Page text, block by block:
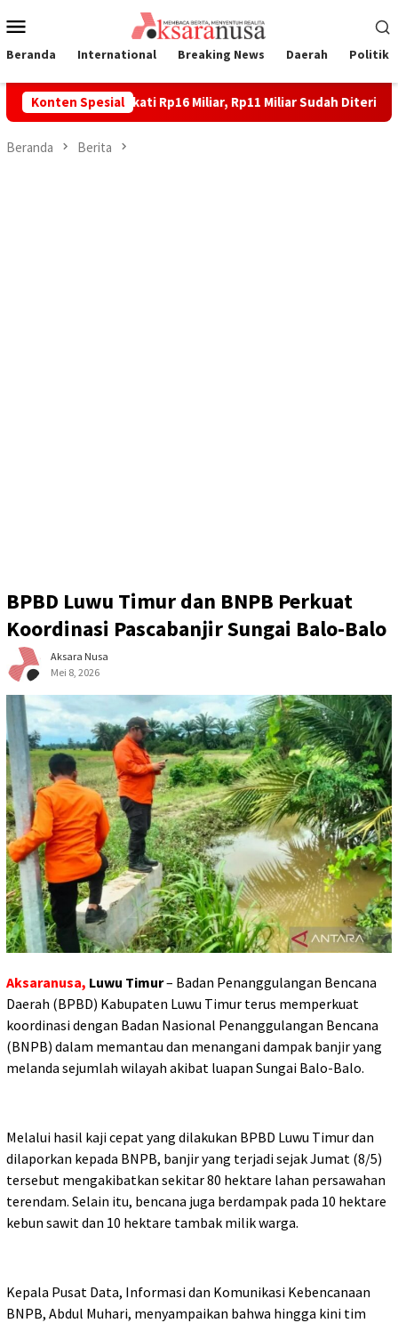
ke
Mobile
Beranda International Breaking News Daerah Politik
Konten Spesial
Laoli Disepakati Rp16 Miliar, Rp11 Miliar Sudah Diterima 83
Beranda Berita
BPBD Luwu Timur dan BNPB Perkuat
Koordinasi Pascabanjir Sungai Balo-Balo
Aksara Nusa
Mei 8, 2026
Aksaranusa, Luwu Timur– Badan Penanggulangan Bencana
Daerah (BPBD) Kabupaten Luwu Timur terus memperkuat
koordinasi dengan Badan Nasional Penanggulangan Bencana
(BNPB) dalam memantau dan menangani dampak banjir yang
melanda sejumlah wilayah akibat luapan Sungai Balo-Balo.
Melalui hasil kaji cepat yang dilakukan BPBD Luwu Timur dan
dilaporkan kepada BNPB, banjir yang terjadi sejak Jumat (8/5)
tersebut mengakibatkan sekitar 80 hektare lahan persawahan
terendam. Selain itu, bencana juga berdampak pada 10 hektare
kebun sawit dan 10 hektare tambak milik warga.
Kepala Pusat Data, Informasi dan Komunikasi Kebencanaan
BNPB, Abdul Muhari, menyampaikan bahwa hingga kini tim